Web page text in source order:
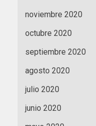
noviembre 2020
octubre 2020
septiembre 2020
agosto 2020
julio 2020
junio 2020